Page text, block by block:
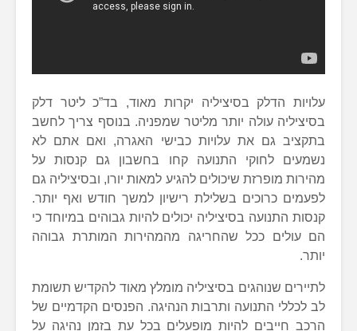
עלויות הדלק בסיציליה יקרות מאוד, בד”כ ליטר דלק
בסיציליה עולה יותר מליטר שמפניה. בנוסף צריך לחשב
בתקציב גם את עלויות כבישי האגרה, ואם אתם לא
נשמעים לחוקי התנועה קחו בחשבון גם קנסות על
מהירות מופרזת שיכולים להגיע למאות יורו, ובסיציליה גם
לפעמים כרוכים בשלילת רישיון למשך חודש ואף יותר.
קנסות התנועה בסיציליה יכולים להיות גבוהים במיוחד כי
הם עולים ככל שהחריגה מהמהירות המותרת גבוהה
יותר.
לתיירים שנוהגים בסיציליה מומלץ מאוד להקדיש תשומת
לב לכללי התנועה ותרבות הנהיגה. הפנסים הקדמיים של
הרכב חייבים להיות מופעלים בכל עת בזמן נהיגה על